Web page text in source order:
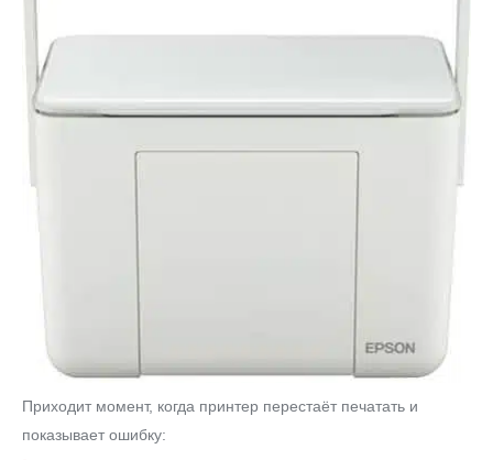
Приходит момент, когда принтер перестаёт печатать и
показывает ошибку: